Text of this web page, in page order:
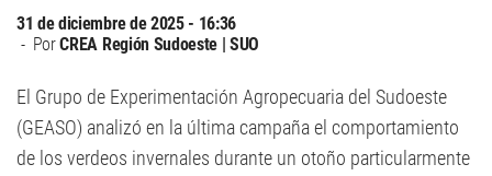
31 de diciembre de 2025 - 16:36
PorCREA Región Sudoeste | SUO
El Grupo de Experimentación Agropecuaria del Sudoeste
(GEASO) analizó en la última campaña el comportamiento
de los verdeos invernales durante un otoño particularmente